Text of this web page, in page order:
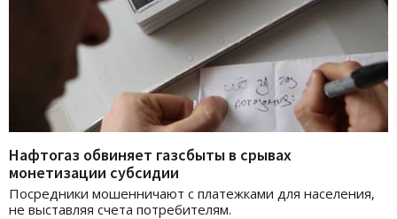
Нафтогаз обвиняет газсбыты в срывах
монетизации субсидии
Посредники мошенничают с платежками для населения,
не выставляя счета потребителям.